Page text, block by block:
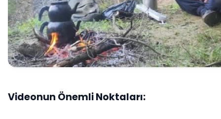
Videonun Önemli Noktaları: